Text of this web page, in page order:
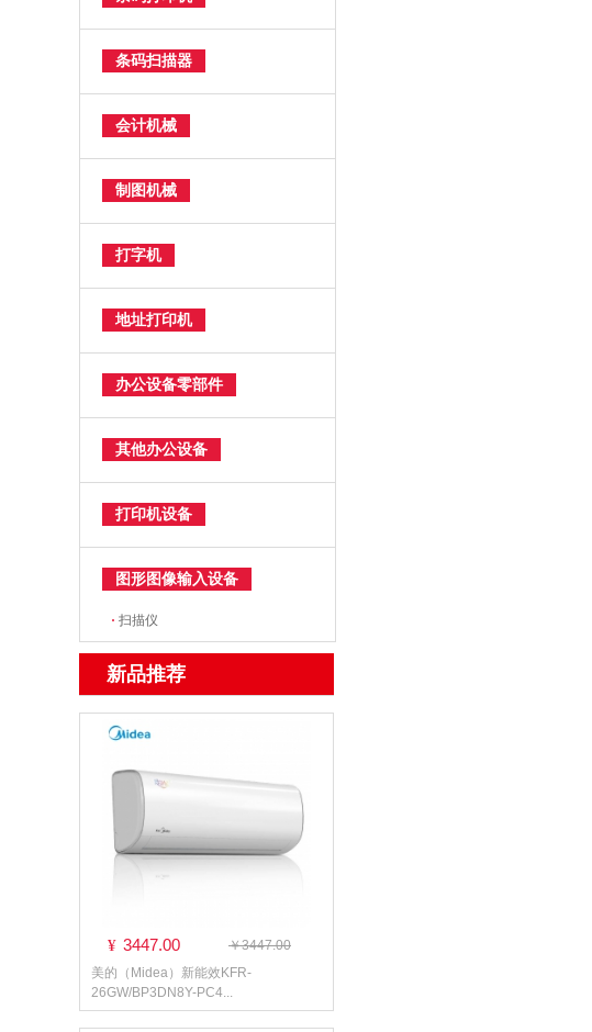
条码扫描器
会计机械
制图机械
打字机
地址打印机
办公设备零部件
其他办公设备
打印机设备
图形图像输入设备
·扫描仪
新品推荐
¥ 3447.00
￥3447.00
美的（Midea）新能效KFR-
26GW/BP3DN8Y-PC4...